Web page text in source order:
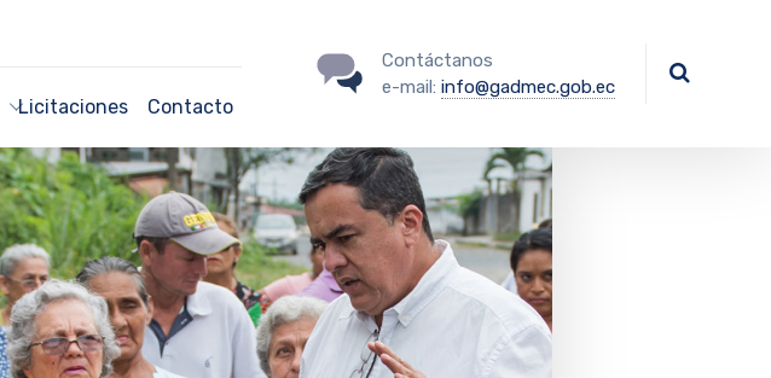
Licitaciones Contacto
Contáctanos
e-mail: info@gadmec.gob.ec